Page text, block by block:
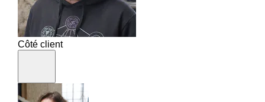
Côté client